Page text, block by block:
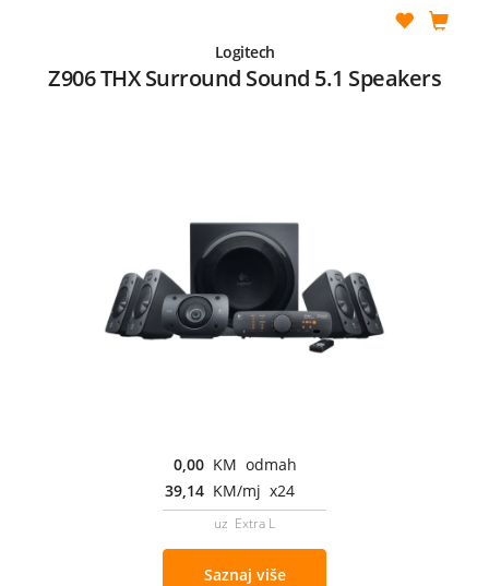
Logitech
Z906 THX Surround Sound 5.1 Speakers
0,00 KM odmah
39,14 KM/mj x24
uz Extra L
Saznaj više